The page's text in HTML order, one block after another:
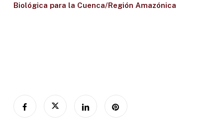
Biológica para la Cuenca/Región Amazónica